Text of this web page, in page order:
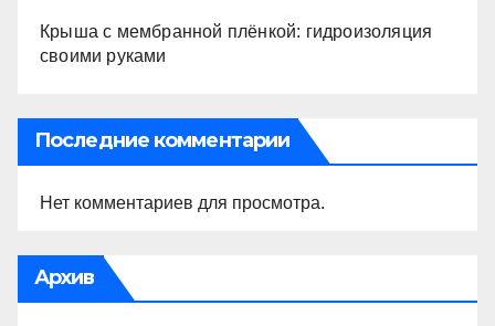
Крыша с мембранной плёнкой: гидроизоляция
своими руками
Последние комментарии
Нет комментариев для просмотра.
Архив